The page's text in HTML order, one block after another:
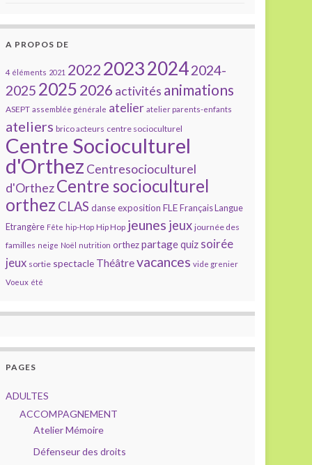
A PROPOS DE
4 éléments 2021 2022202320242024-
2025 20252026 activités animations
ASEPT assemblée générale atelier atelier parents-enfants
ateliers brico acteurs centre socioculturel
Centre Socioculturel
d'Orthez Centresocioculturel
d'Orthez Centre socioculturel
orthez CLAS danse exposition FLE Français Langue
Etrangère Fête hip-Hop Hip Hop jeunes jeux journée des
familles neige Noël nutrition orthez partagequiz soirée
jeux sortie spectacle Théâtrevacances vide grenier
Voeux été
PAGES
ADULTES
ACCOMPAGNEMENT
Atelier Mémoire
Défenseur des droits